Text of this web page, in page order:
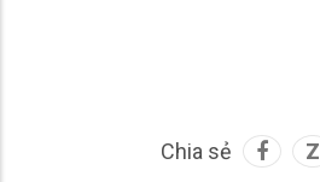
Chia sẻ Z